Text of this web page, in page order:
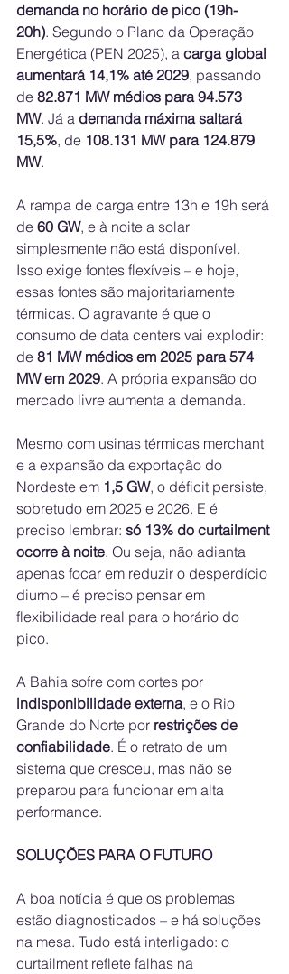
demanda no horário de pico (19h-
20h). Segundo o Plano da Operação
Energética (PEN 2025), a carga global
aumentará 14,1% até 2029, passando
de 82.871 MW médios para 94.573
MW. Já a demanda máxima saltará
15,5%, de 108.131 MW para 124.879
MW.
A rampa de carga entre 13h e 19h será
de 60 GW, e à noite a solar
simplesmente não está disponível.
Isso exige fontes flexíveis – e hoje,
essas fontes são majoritariamente
térmicas. O agravante é que o
consumo de data centers vai explodir:
de 81 MW médios em 2025 para 574
MW em 2029. A própria expansão do
mercado livre aumenta a demanda.
Mesmo com usinas térmicas merchant
e a expansão da exportação do
Nordeste em 1,5 GW, o déficit persiste,
sobretudo em 2025 e 2026. E é
preciso lembrar: só 13% do curtailment
ocorre à noite. Ou seja, não adianta
apenas focar em reduzir o desperdício
diurno – é preciso pensar em
flexibilidade real para o horário do
pico.
A Bahia sofre com cortes por
indisponibilidade externa, e o Rio
Grande do Norte por restrições de
confiabilidade. É o retrato de um
sistema que cresceu, mas não se
preparou para funcionar em alta
performance.
SOLUÇÕES PARA O FUTURO
A boa notícia é que os problemas
estão diagnosticados – e há soluções
na mesa. Tudo está interligado: o
curtailment reflete falhas na